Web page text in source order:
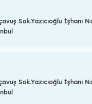
Sok.Yazıcıoğlu İşhanı
Sok.Yazıcıoğlu İşhanı